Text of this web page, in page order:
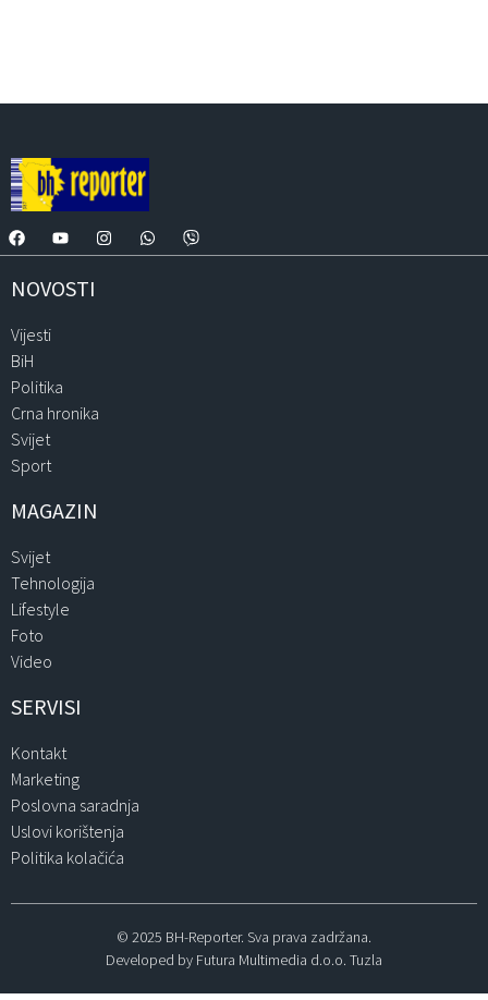
NOVOSTI
Vijesti
BiH
Politika
Crna hronika
Svijet
Sport
MAGAZIN
Svijet
Tehnologija
Lifestyle
Foto
Video
SERVISI
Kontakt
Marketing
Poslovna saradnja
Uslovi korištenja
Politika kolačića
© 2025 BH-Reporter. Sva prava zadržana.
Developed by Futura Multimedia d.o.o. Tuzla